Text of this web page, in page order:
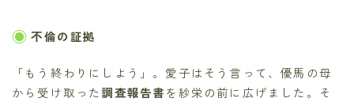
不倫の証拠
「もう終わりにしよう」。愛子はそう言って、優馬の母
から受け取った調査報告書を紗栄の前に広げました。そ